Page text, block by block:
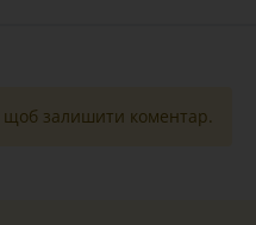
щоб залишити коментар.